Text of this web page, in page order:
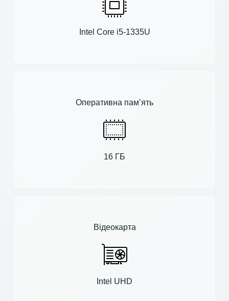
Intel Core i5-1335U
Оперативна пам’ять
16 ГБ
Відеокарта
Intel UHD